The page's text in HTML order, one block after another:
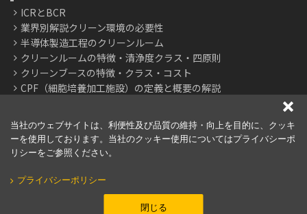
ICRとBCR
業界別解説クリーン環境の必要性
半導体製造工程のクリーンルーム
クリーンルームの特徴・清浄度クラス・四原則
クリーンブースの特徴・クラス・コスト
CPF（細胞培養加工施設）の定義と概要の解説
よくあるご質問
展示会出展情報一覧
施工・課題解決事例
閉じる
当社のウェブサイトは、利便性及び品質の維持・向上を目的に、クッキ
ーを使用しております。当社のクッキー使用についてはプライバシーポ
リシーをご参照ください。
プライバシーポリシー